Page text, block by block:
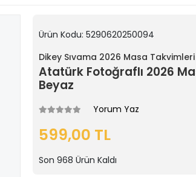
Ürün Kodu: 5290620250094
Dikey Sıvama 2026 Masa Takvimleri
Atatürk Fotoğraflı 2026
Beyaz
Yorum Yaz
599,00 TL
Son 968 Ürün Kaldı